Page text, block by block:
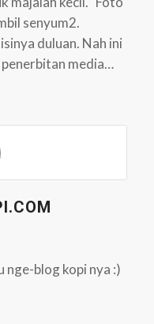
senyum2.
duluan. Nah ini
penerbitan media…
nge-blog kopi nya :)